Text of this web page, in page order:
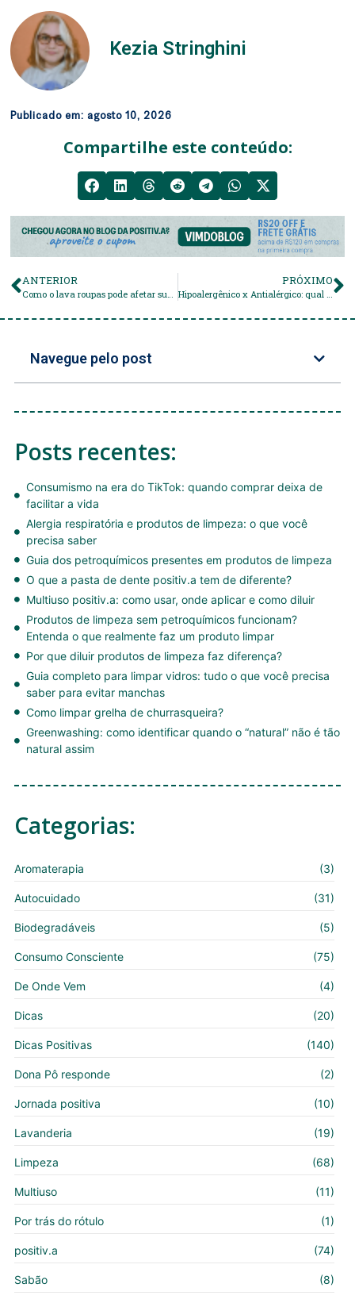
Kezia Stringhini
Publicado em:agosto 10, 2026
Compartilhe este conteúdo:
ANTERIOR PRÓXIMO
Navegue pelo post
Posts recentes:
Consumismo na era do TikTok: quando comprar deixa de
facilitar a vida
Alergia respiratória e produtos de limpeza: o que você
precisa saber
Guia dos petroquímicos presentes em produtos de limpeza
O que a pasta de dente positiv.a tem de diferente?
Multiuso positiv.a: como usar, onde aplicar e como diluir
Produtos de limpeza sem petroquímicos funcionam?
Entenda o que realmente faz um produto limpar
Por que diluir produtos de limpeza faz diferença?
Guia completo para limpar vidros: tudo o que você precisa
saber para evitar manchas
Como limpar grelha de churrasqueira?
Greenwashing: como identificar quando o “natural” não é tão
natural assim
Categorias:
Aromaterapia (3)
Autocuidado (31)
Biodegradáveis (5)
Consumo Consciente (75)
De Onde Vem (4)
Dicas (20)
Dicas Positivas (140)
Dona Pô responde (2)
Jornada positiva (10)
Lavanderia (19)
Limpeza (68)
Multiuso (11)
Por trás do rótulo (1)
positiv.a (74)
Sabão (8)